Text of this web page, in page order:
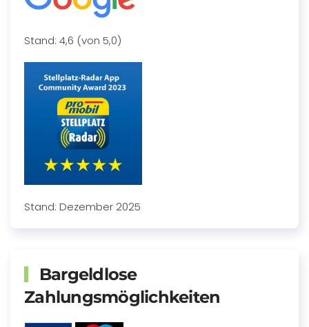
Stand: 4,6 (von 5,0)
Stand: Dezember 2025
Bargeldlose
Zahlungsmöglichkeiten